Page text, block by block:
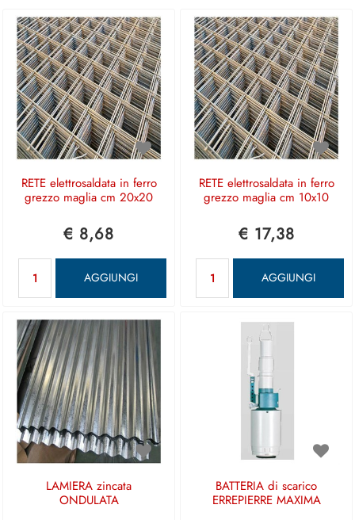
RETE elettrosaldata in ferro
grezzo maglia cm 20x20
€ 8,68
AGGIUNGI
RETE elettrosaldata in ferro
grezzo maglia cm 10x10
€ 17,38
AGGIUNGI
LAMIERA zincata
ONDULATA
BATTERIA di scarico
ERREPIERRE MAXIMA